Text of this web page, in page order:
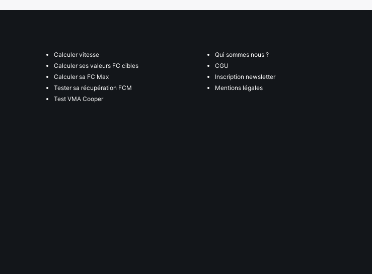
Calculer vitesse
Calculer ses valeurs FC cibles
Calculer sa FC Max
Tester sa récupération FCM
Test VMA Cooper
Qui sommes nous ?
CGU
Inscription newsletter
Mentions légales